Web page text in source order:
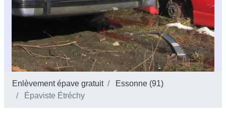
Enlèvement épave gratuit
Essonne (91)
Épaviste Étréchy